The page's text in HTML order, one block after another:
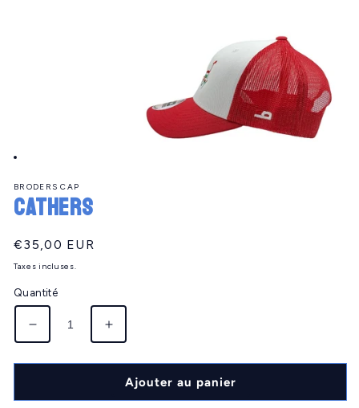
média
1
dans
modale
BRODERS CAP
CATHERS
Prix
habituel
€35,00 EUR
Taxes incluses.
Quantité
Réduire
la
quantité
CATHERS
Augmenter
la
quantité
CATHERS
Ajouter au panier